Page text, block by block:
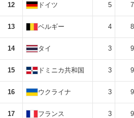
12 ドイツ 5 7
13 ベルギー 4 8
14 タイ 3 9
15 ドミニカ共和国 3 9
16 ウクライナ 3 9
17 フランス 3 9